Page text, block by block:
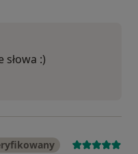
słowa :)